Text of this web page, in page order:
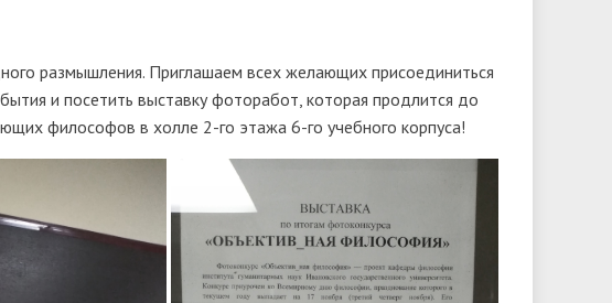
размышления. Приглашаем всех желающих присоединиться
и посетить выставку фоторабот, которая продлится до
философов в холле 2-го этажа 6-го учебного корпуса!